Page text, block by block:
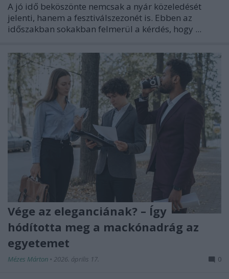
A jó idő beköszönte nemcsak a nyár közeledését
jelenti, hanem a fesztiválszezonét is. Ebben az
időszakban sokakban felmerül a kérdés, hogy ...
Vége az eleganciának? – Így
hódította meg a mackónadrág az
egyetemet
Mézes Márton • 2026. április 17. 0